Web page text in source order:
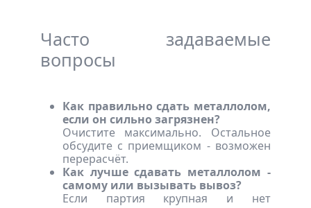
Часто задаваемые
вопросы
Как правильно сдать металлолом,
если он сильно загрязнен?
Очистите максимально. Остальное
обсудите с приемщиком - возможен
перерасчёт.
Как лучше сдавать металлолом -
самому или вызывать вывоз?
Если партия крупная и нет